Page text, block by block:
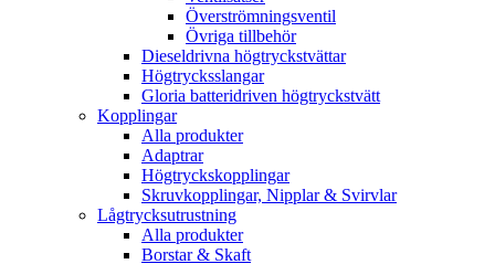
Överströmningsventil
Övriga tillbehör
Dieseldrivna högtryckstvättar
Högtrycksslangar
Gloria batteridriven högtryckstvätt
Kopplingar
Alla produkter
Adaptrar
Högtryckskopplingar
Skruvkopplingar, Nipplar & Svirvlar
Lågtrycksutrustning
Alla produkter
Borstar & Skaft